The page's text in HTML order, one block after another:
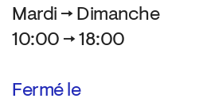
Mardi → Dimanche
10:00 → 18:00
Fermé le